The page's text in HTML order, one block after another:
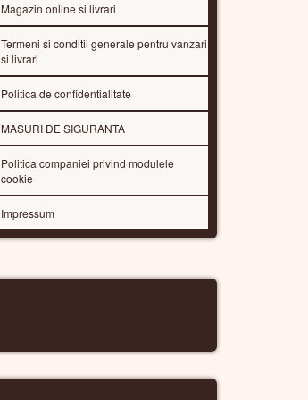
Magazin online si livrari
Termeni si conditii generale pentru vanzari
si livrari
Politica de confidentialitate
MASURI DE SIGURANTA
Politica companiei privind modulele
cookie
Impressum